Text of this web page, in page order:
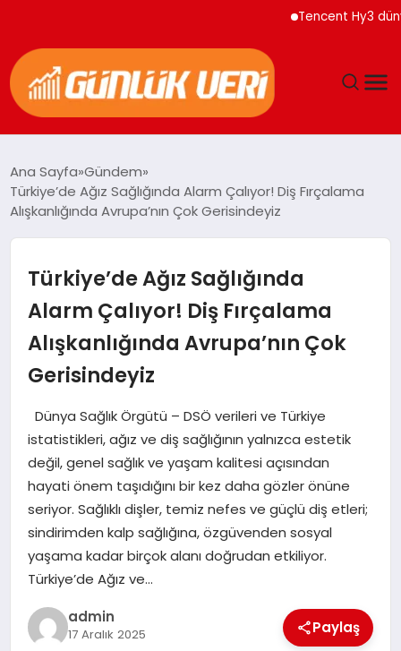
Tencent Hy3 dünya
GÜNDEM
EKONOMI
SPOR
TEKNOLOJI
Ana Sayfa Gündem
Türkiye’de Ağız Sağlığında Alarm Çalıyor! Diş Fırçalama
Alışkanlığında Avrupa’nın Çok Gerisindeyiz
Türkiye’de Ağız Sağlığında
Alarm Çalıyor! Diş Fırçalama
Alışkanlığında Avrupa’nın Çok
Gerisindeyiz
Dünya Sağlık Örgütü – DSÖ verileri ve Türkiye
istatistikleri, ağız ve diş sağlığının yalnızca estetik
değil, genel sağlık ve yaşam kalitesi açısından
hayati önem taşıdığını bir kez daha gözler önüne
seriyor. Sağlıklı dişler, temiz nefes ve güçlü diş etleri;
sindirimden kalp sağlığına, özgüvenden sosyal
yaşama kadar birçok alanı doğrudan etkiliyor.
Türkiye’de Ağız ve…
admin
17 Aralık 2025 Paylaş